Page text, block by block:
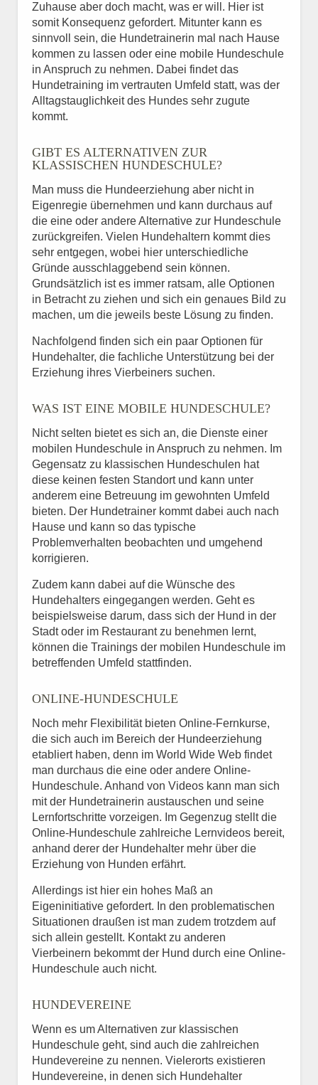
Zuhause aber doch macht, was er will. Hier ist
somit Konsequenz gefordert. Mitunter kann es
sinnvoll sein, die Hundetrainerin mal nach Hause
kommen zu lassen oder eine mobile Hundeschule
in Anspruch zu nehmen. Dabei findet das
Hundetraining im vertrauten Umfeld statt, was der
Alltagstauglichkeit des Hundes sehr zugute
kommt.
GIBT ES ALTERNATIVEN ZUR
KLASSISCHEN HUNDESCHULE?
Man muss die Hundeerziehung aber nicht in
Eigenregie übernehmen und kann durchaus auf
die eine oder andere Alternative zur Hundeschule
zurückgreifen. Vielen Hundehaltern kommt dies
sehr entgegen, wobei hier unterschiedliche
Gründe ausschlaggebend sein können.
Grundsätzlich ist es immer ratsam, alle Optionen
in Betracht zu ziehen und sich ein genaues Bild zu
machen, um die jeweils beste Lösung zu finden.
Nachfolgend finden sich ein paar Optionen für
Hundehalter, die fachliche Unterstützung bei der
Erziehung ihres Vierbeiners suchen.
WAS IST EINE MOBILE HUNDESCHULE?
Nicht selten bietet es sich an, die Dienste einer
mobilen Hundeschule in Anspruch zu nehmen. Im
Gegensatz zu klassischen Hundeschulen hat
diese keinen festen Standort und kann unter
anderem eine Betreuung im gewohnten Umfeld
bieten. Der Hundetrainer kommt dabei auch nach
Hause und kann so das typische
Problemverhalten beobachten und umgehend
korrigieren.
Zudem kann dabei auf die Wünsche des
Hundehalters eingegangen werden. Geht es
beispielsweise darum, dass sich der Hund in der
Stadt oder im Restaurant zu benehmen lernt,
können die Trainings der mobilen Hundeschule im
betreffenden Umfeld stattfinden.
ONLINE-HUNDESCHULE
Noch mehr Flexibilität bieten Online-Fernkurse,
die sich auch im Bereich der Hundeerziehung
etabliert haben, denn im World Wide Web findet
man durchaus die eine oder andere Online-
Hundeschule. Anhand von Videos kann man sich
mit der Hundetrainerin austauschen und seine
Lernfortschritte vorzeigen. Im Gegenzug stellt die
Online-Hundeschule zahlreiche Lernvideos bereit,
anhand derer der Hundehalter mehr über die
Erziehung von Hunden erfährt.
Allerdings ist hier ein hohes Maß an
Eigeninitiative gefordert. In den problematischen
Situationen draußen ist man zudem trotzdem auf
sich allein gestellt. Kontakt zu anderen
Vierbeinern bekommt der Hund durch eine Online-
Hundeschule auch nicht.
HUNDEVEREINE
Wenn es um Alternativen zur klassischen
Hundeschule geht, sind auch die zahlreichen
Hundevereine zu nennen. Vielerorts existieren
Hundevereine, in denen sich Hundehalter